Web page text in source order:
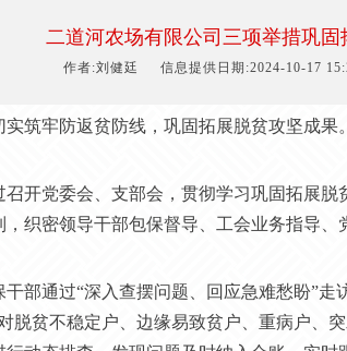
候，极端日最低气温-40.3
度，年降雨量590毫米。
二道河农场有限公司三项举措巩
作者:刘健廷 信息提供日期:2024-10-17
实筑牢防返贫防线，巩固拓展脱贫攻坚成果
召开党委会、支部会，贯彻学习巩固拓展
织密领导干部包保督导、工会业务指导
干部通过“深入查摆问题、回应急难愁盼”走
脱贫不稳定户、边缘易致贫户、重病户、